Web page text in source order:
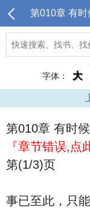
字体： 大
第010章 有时
『章节错误,点
第(1/3)页
事已至此，只